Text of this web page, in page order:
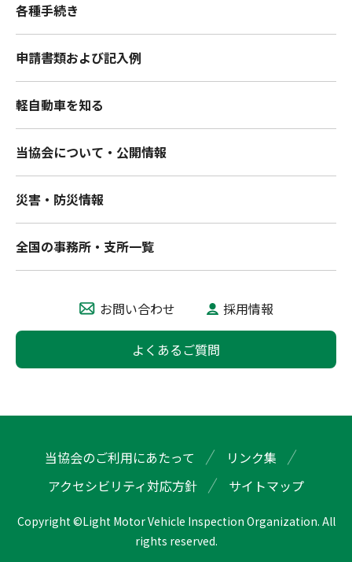
各種手続き
申請書類および記入例
軽自動車を知る
当協会について・公開情報
災害・防災情報
全国の事務所・支所一覧
お問い合わせ 採用情報
よくあるご質問
当協会のご利用にあたって
リンク集
アクセシビリティ対応方針
サイトマップ
Copyright ©Light Motor Vehicle Inspection Organization. All
rights reserved.